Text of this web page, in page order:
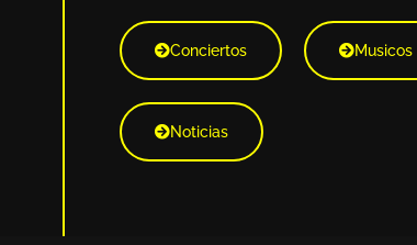
Conciertos
Noticias